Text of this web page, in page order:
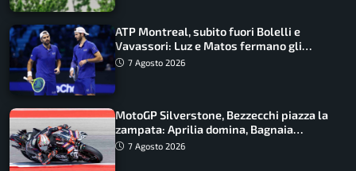
ATP Montreal, subito fuori Bolelli e
Vavassori: Luz e Matos fermano gli
azzurri
7 Agosto 2026
MotoGP Silverstone, Bezzecchi piazza la
zampata: Aprilia domina, Bagnaia
costretto al Q1
7 Agosto 2026